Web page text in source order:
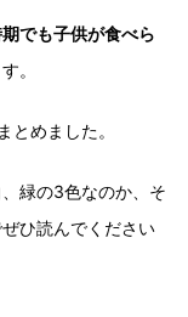
でも子供が食べら
。
めました。
緑の3色なのか、そ
ひ読んでください